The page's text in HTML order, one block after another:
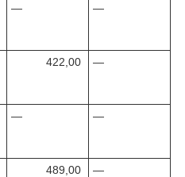
— —
422,00 —
— —
489,00 —